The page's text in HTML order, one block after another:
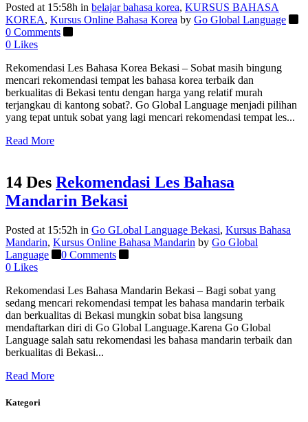
Posted at 15:58h in belajar bahasa korea, KURSUS BAHASA
KOREA, Kursus Online Bahasa Korea by Go Global Language
0 Comments
0 Likes
Rekomendasi Les Bahasa Korea Bekasi – Sobat masih bingung
mencari rekomendasi tempat les bahasa korea terbaik dan
berkualitas di Bekasi tentu dengan harga yang relatif murah
terjangkau di kantong sobat?. Go Global Language menjadi pilihan
yang tepat untuk sobat yang lagi mencari rekomendasi tempat les...
Read More
14 Des Rekomendasi Les Bahasa
Mandarin Bekasi
Posted at 15:52h in Go GLobal Language Bekasi, Kursus Bahasa
Mandarin, Kursus Online Bahasa Mandarin by Go Global
Language
0 Comments
0 Likes
Rekomendasi Les Bahasa Mandarin Bekasi – Bagi sobat yang
sedang mencari rekomendasi tempat les bahasa mandarin terbaik
dan berkualitas di Bekasi mungkin sobat bisa langsung
mendaftarkan diri di Go Global Language.Karena Go Global
Language salah satu rekomendasi les bahasa mandarin terbaik dan
berkualitas di Bekasi...
Read More
Kategori